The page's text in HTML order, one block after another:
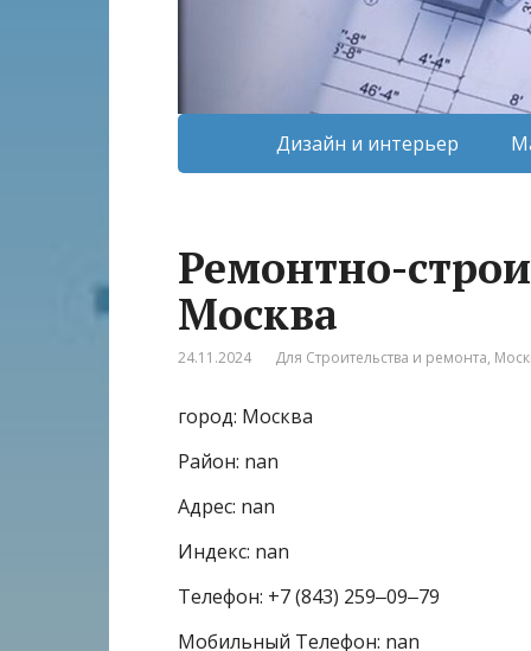
Дизайн и интерьер
Ремонтно-
Москва
24.11.2024 Для Строительства и ремонта,
город: Москва
Район: nan
Адрес: nan
Индекс: nan
Телефон: +7 (843) 259‒09‒79
Мобильный Телефон: nan